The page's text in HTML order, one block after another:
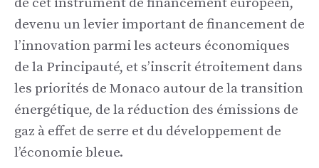
devenu un levier important de financement de
l’innovation parmi les acteurs économiques
de la Principauté, et s’inscrit étroitement dans
les priorités de Monaco autour de la transition
énergétique, de la réduction des émissions de
gaz à effet de serre et du développement de
l’économie bleue.